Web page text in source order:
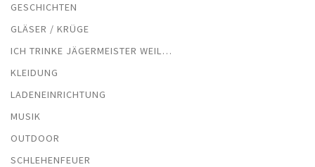
GESCHICHTEN
GLÄSER / KRÜGE
ICH TRINKE JÄGERMEISTER WEIL…
KLEIDUNG
LADENEINRICHTUNG
MUSIK
OUTDOOR
SCHLEHENFEUER